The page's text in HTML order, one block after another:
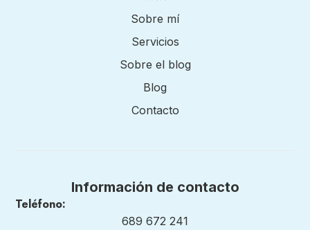
Sobre mí
Servicios
Sobre el blog
Blog
Contacto
Información de contacto
Teléfono:
689 672 241